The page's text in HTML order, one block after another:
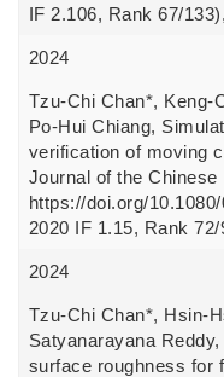
IF 2.106, Rank 67/
2024
Tzu-Chi Chan*, Keng-
Po-Hui Chiang,
verification of moving
Journal of the
https://doi.org/
2020 IF 1.15, Rank
2024
Tzu-Chi Chan*, Hsin-
Satyanarayana
surface roughness for